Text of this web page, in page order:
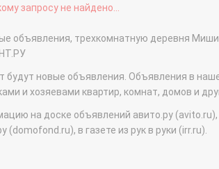
запросу не найдено...
объявления, трехкомнатную деревня
будут новые объявления. Объявления в
и хозяевами квартир, комнат, домов и
на доске объявлений авито.ру (avito.ru),
в газете из рук в руки (irr.ru).